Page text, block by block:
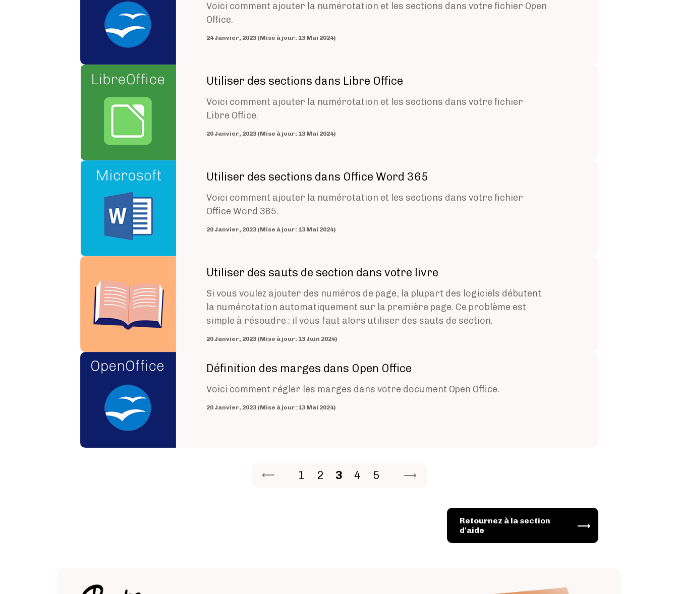
Voici comment ajouter la numérotation et les sections dans votre fichier Open
Office.
24 Janvier, 2023 (Mise à jour: 13 Mai 2024)
Image
Utiliser des sections dans Libre Office
Voici comment ajouter la numérotation et les sections dans votre fichier
Libre Office.
20 Janvier, 2023 (Mise à jour: 13 Mai 2024)
Image
Utiliser des sections dans Office Word 365
Voici comment ajouter la numérotation et les sections dans votre fichier
Office Word 365.
20 Janvier, 2023 (Mise à jour: 13 Mai 2024)
Image
Utiliser des sauts de section dans votre livre
Si vous voulez ajouter des numéros de page, la plupart des logiciels débutent
la numérotation automatiquement sur la première page. Ce problème est
simple à résoudre : il vous faut alors utiliser des sauts de section.
20 Janvier, 2023 (Mise à jour: 13 Juin 2024)
Image
Définition des marges dans Open Office
Voici comment régler les marges dans votre document Open Office.
20 Janvier, 2023 (Mise à jour: 13 Mai 2024)
Page
1 Page
2 Current page
3 Page
4 Page
5
Image
Retournez à la section
d'aide